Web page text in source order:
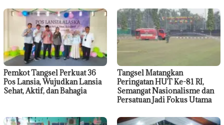
Pemkot Tangsel Perkuat 36
Pos Lansia, Wujudkan Lansia
Sehat, Aktif, dan Bahagia
Tangsel Matangkan
Peringatan HUT Ke-81 RI,
Semangat Nasionalisme dan
Persatuan Jadi Fokus Utama